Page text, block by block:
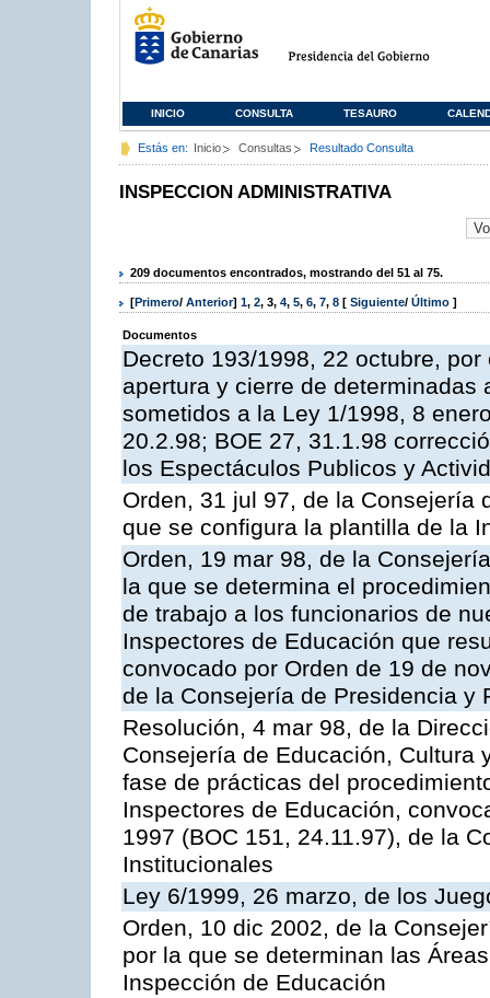
INICIO CONSULTA TESAURO
Estás en: Inicio Consultas Resultado Consulta
INSPECCION ADMINISTRATIVA
209 documentos encontrados, mostrando del 51 al 75.
[Primero/ Anterior] 1, 2, 3, 4, 5, 6, 7, 8 [ Siguiente/ Último ]
Documentos
Decreto 193/1998, 22 octubre,
apertura y cierre de
sometidos a la Ley 1/1998, 8
20.2.98; BOE 27, 31.1.98
los Espectáculos Publicos y
Orden, 31 jul 97, de la Consejería
que se configura la plantilla de la
Orden, 19 mar 98, de la
la que se determina el
de trabajo a los funcionarios de
Inspectores de Educación que
convocado por Orden de 19 de
de la Consejería de Presidencia y
Resolución, 4 mar 98, de la
Consejería de Educación, Cultura
fase de prácticas del
Inspectores de Educación,
1997 (BOC 151, 24.11.97), de la
Institucionales
Ley 6/1999, 26 marzo, de los
Orden, 10 dic 2002, de la
por la que se determinan las
Inspección de Educación